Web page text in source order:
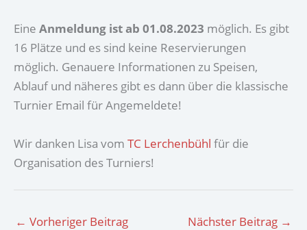
Eine Anmeldung ist ab 01.08.2023 möglich. Es gibt
16 Plätze und es sind keine Reservierungen
möglich. Genauere Informationen zu Speisen,
Ablauf und näheres gibt es dann über die klassische
Turnier Email für Angemeldete!
Wir danken Lisa vom TC Lerchenbühl für die
Organisation des Turniers!
← Vorheriger Beitrag Nächster Beitrag →